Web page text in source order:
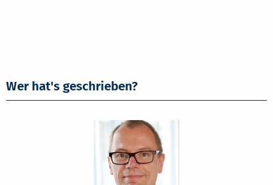
Wer hat's geschrieben?